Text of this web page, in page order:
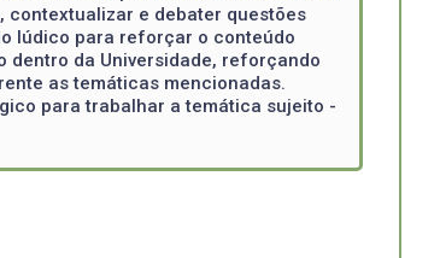
contextualizar e debater questões
lúdico para reforçar o conteúdo
dentro da Universidade, reforçando
as temáticas mencionadas.
para trabalhar a temática sujeito -